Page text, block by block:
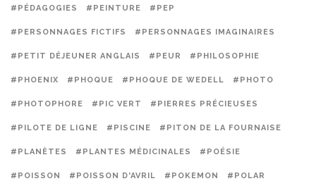
#PÉDAGOGIES #PEINTURE #PEP
#PERSONNAGES FICTIFS #PERSONNAGES IMAGINAIRES
#PETIT DÉJEUNER ANGLAIS #PEUR #PHILOSOPHIE
#PHOENIX #PHOQUE #PHOQUE DE WEDELL #PHOTO
#PHOTOPHORE #PIC VERT #PIERRES PRÉCIEUSES
#PILOTE DE LIGNE #PISCINE #PITON DE LA FOURNAISE
#PLANÈTES #PLANTES MÉDICINALES #POÉSIE
#POISSON #POISSON D'AVRIL #POKEMON #POLAR